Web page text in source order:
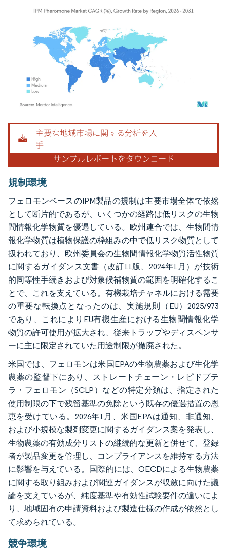
画像 © Mordor Intelligence。再利用にはCC BY 4.0の表示が必要です。
規制環境
フェロモンベースのIPM製品の規制は主要市場全体で依然
として断片的であるが、いくつかの経路は低リスクの生物
間情報化学物質を優遇している。欧州連合では、生物間情
報化学物質は植物保護の枠組みの中で低リスク物質として
扱われており、欧州委員会の生物間情報化学物質活性物質
に関するガイダンス文書（改訂11版、2024年1月）が技術
的同等性手続きおよび対象候補物質の範囲を明確化するこ
とで、これを支えている。有機栽培チャネルにおける需要
の重要な転換点となったのは、実施規則（EU）2025/973
であり、これによりEU有機生産における生物間情報化学
物質の許可使用が拡大され、従来トラップやディスペンサ
ーに主に限定されていた用途制限が撤廃された。
米国では、フェロモンは米国EPAの生物農薬および生化学
農薬の監督下にあり、ストレートチェーン・レピドプテ
ラ・フェロモン（SCLP）などの特定分類は、指定された
使用制限の下で残留基準の免除という既存の優遇措置の恩
恵を受けている。2026年1月、米国EPAは通知、非通知、
および小規模な製剤変更に関するガイダンス案を発表し、
生物農薬の有効成分リストの継続的な更新と併せて、登録
者が製品変更を管理し、コンプライアンスを維持する方法
に影響を与えている。国際的には、OECDによる生物農薬
に関する取り組みおよび関連ガイダンスが収斂に向けた議
論を支えているが、純度基準や有効性試験要件の違いによ
り、地域固有の申請資料および製造仕様の作成が依然とし
て求められている。
競争環境